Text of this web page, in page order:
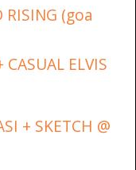
RISING (goa
CASUAL ELVIS
+ SKETCH @